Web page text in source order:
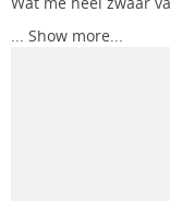
... Show more...